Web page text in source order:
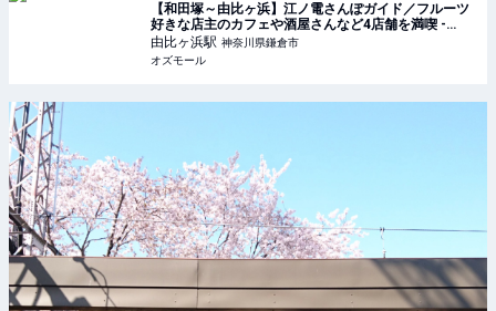
【和田塚～由比ヶ浜】江ノ電さんぽガイド／フルーツ
好きな店主のカフェや酒屋さんなど4店舗を満喫 -
OZmall
由比ヶ浜駅 神奈川県鎌倉市
オズモール